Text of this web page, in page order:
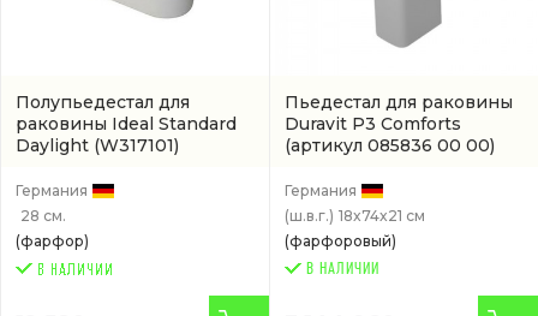
Полупьедестал для
раковины Ideal Standard
Daylight (W317101)
Германия
28 см.
(фарфор)
Пьедестал для раковины
Duravit P3 Comforts
(артикул 085836 00 00)
Германия
(ш.в.г.) 18x74x21 см
(фарфоровый)
В НАЛИЧИИ